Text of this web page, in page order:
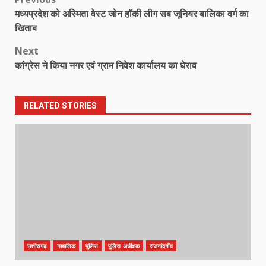
navigation
मध्यप्रदेश को अस्मिता वेस्ट जोन हॉकी लीग सब जूनियर बालिका वर्ग का
खिताब
Next
कांग्रेस ने किया नगर एवं ग्राम निवेश कार्यालय का घेराव
RELATED STORIES
छत्तीसगढ़ नाबालिक पुलिस पुलिस अधीक्षक राजनांदगाँव